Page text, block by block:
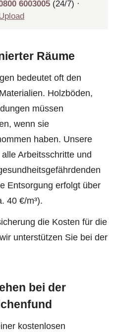
6003005 (24/7) ·
Räume
bedeutet oft den
Holzböden,
müssen
wenn sie
haben. Unsere
Arbeitsschritte und
Entsorgung erfolgt über
40 €/m³).
die Kosten für die
unterstützen Sie bei der
bei der
kostenlosen